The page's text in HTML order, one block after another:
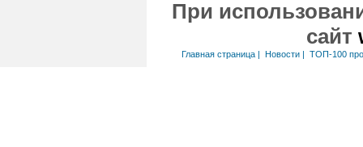
При
сайт
Главная страница| Новости| ТОП-100